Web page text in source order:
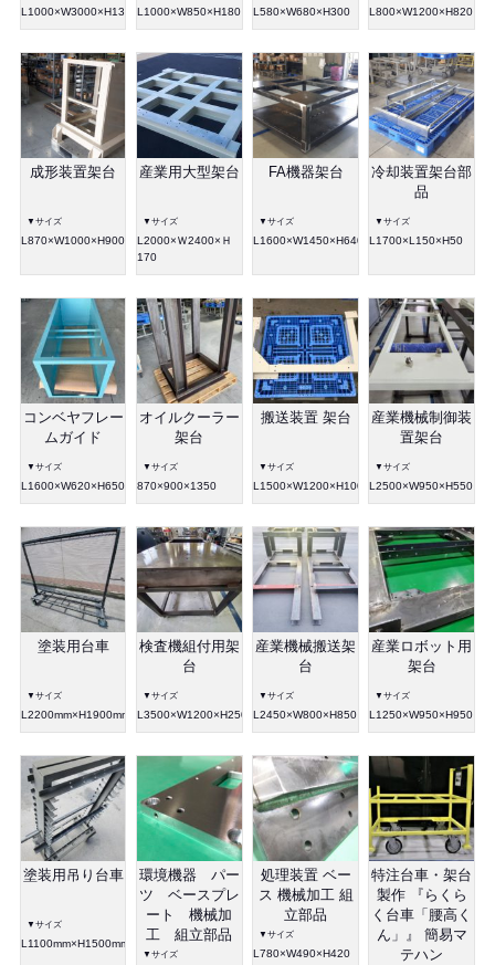
L1000×W3000×H1300L1000×W850×H180 L580×W680×H300 L800×W1200×H820
成形装置架台
▼サイズ
L870×W1000×H900
産業用大型架台
▼サイズ
L2000×Ｗ2400×Ｈ
170
FA機器架台
▼サイズ
L1600×W1450×H640
冷却装置架台部
品
▼サイズ
L1700×L150×H50
コンベヤフレー
ムガイド
▼サイズ
L1600×W620×H650
オイルクーラー
架台
▼サイズ
870×900×1350
搬送装置 架台
▼サイズ
L1500×W1200×H100
産業機械制御装
置架台
▼サイズ
L2500×W950×H550
塗装用台車
▼サイズ
L2200mm×H1900mm×W480mm
検査機組付用架
台
▼サイズ
L3500×W1200×H250
産業機械搬送架
台
▼サイズ
L2450×W800×H850
産業ロボット用
架台
▼サイズ
L1250×W950×H950
塗装用吊り台車
▼サイズ
L1100mm×H1500mm×W450mm
環境機器 パー
ツ ベースプレ
ート 機械加
工 組立部品
▼サイズ
処理装置 ベー
ス 機械加工 組
立部品
▼サイズ
L780×W490×H420
特注台車・架台
製作 『らくら
く台車「腰高く
ん」』 簡易マ
テハン